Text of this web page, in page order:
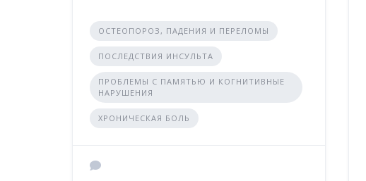
ОСТЕОПОРОЗ, ПАДЕНИЯ И ПЕРЕЛОМЫ
ПОСЛЕДСТВИЯ ИНСУЛЬТА
ПРОБЛЕМЫ С ПАМЯТЬЮ И КОГНИТИВНЫЕ
НАРУШЕНИЯ
ХРОНИЧЕСКАЯ БОЛЬ